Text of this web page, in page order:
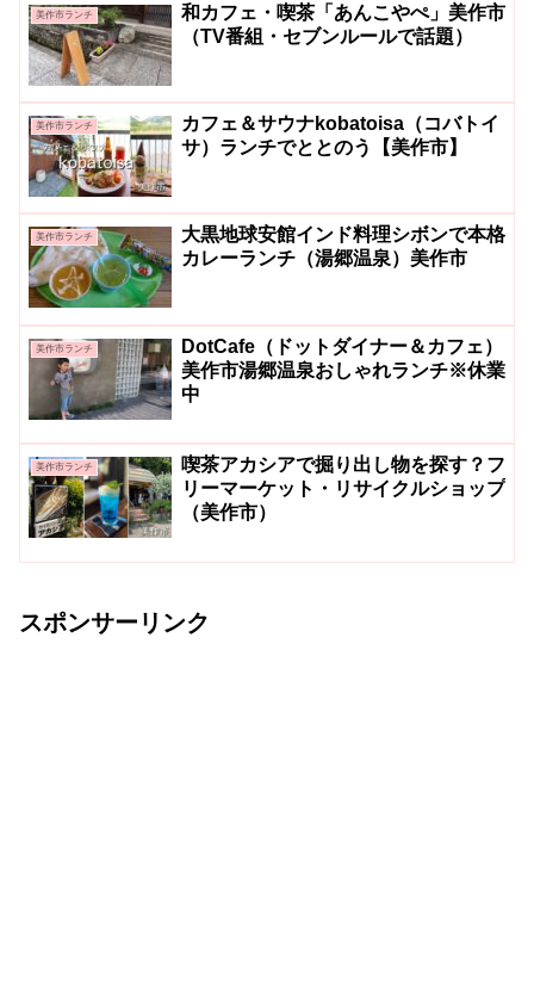
美作市ランチ
和カフェ・喫茶「あんこやぺ」美作市
（TV番組・セブンルールで話題）
美作市ランチ
カフェ＆サウナkobatoisa（コバトイ
サ）ランチでととのう【美作市】
美作市ランチ
大黒地球安館インド料理シボンで本格
カレーランチ（湯郷温泉）美作市
美作市ランチ
DotCafe（ドットダイナー＆カフェ）
美作市湯郷温泉おしゃれランチ※休業
中
美作市ランチ
喫茶アカシアで掘り出し物を探す？フ
リーマーケット・リサイクルショップ
（美作市）
スポンサーリンク